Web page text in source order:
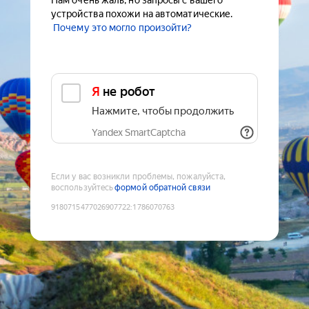
устройства похожи на автоматические.
Почему это могло произойти?
Я не робот
Нажмите, чтобы продолжить
Yandex SmartCaptcha
Если у вас возникли проблемы, пожалуйста,
воспользуйтесьформой обратной связи
9180715477026907722:1786070763